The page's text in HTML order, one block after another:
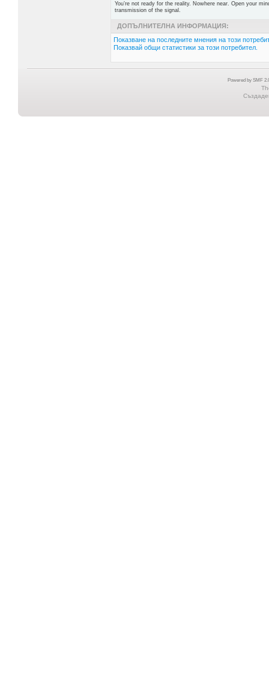
You’re not ready for the reality. Nowhere near. Open your
transmission of the signal.
ДОПЪЛНИТЕЛНА ИНФОРМАЦИЯ:
Показване на последните мнения на този
Показвай общи статистики за този потребител.
Powered by SMF